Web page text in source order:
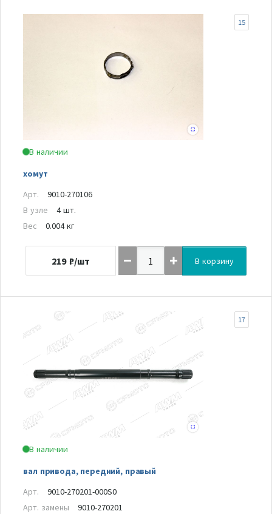
В наличии
хомут
15
Арт.
9010-270106
В узле
4 шт.
Вес
0.004 кг
219 ₽/шт В корзину
В наличии
вал привода, передний, правый
17
Арт.
9010-270201-000S0
Арт. замены
9010-270201